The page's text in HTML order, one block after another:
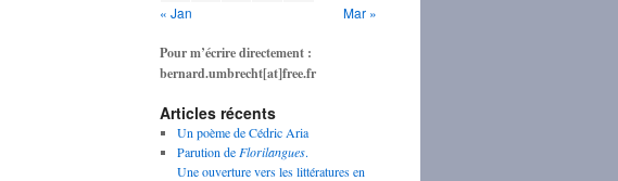
« Jan
Mar »
Pour m’écrire directement :
bernard.umbrecht[at]free.fr
Articles récents
Un poème de Cédric Aria
Parution de Florilangues.
Une ouverture vers les littératures en